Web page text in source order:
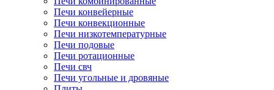
Печи конвейерные
Печи конвекционные
Печи низкотемпературные
Печи подовые
Печи ротационные
Печи свч
Печи угольные и дровяные